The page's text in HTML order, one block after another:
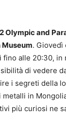
Olympic and
Museum. Giovedì
fino alle 20:30, in
di vedere
i segreti della
metalli in
più curiosi ne